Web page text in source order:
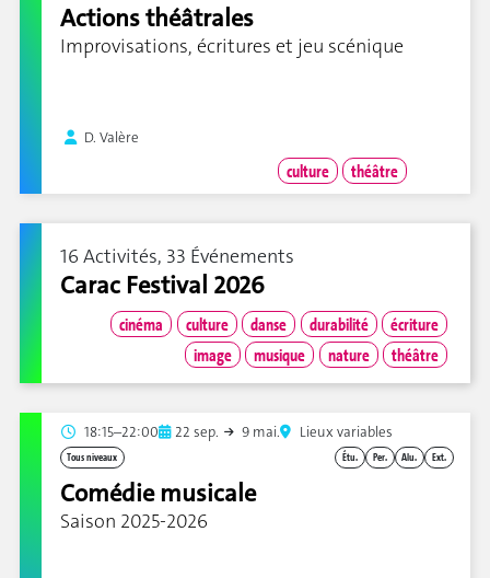
Actions théâtrales
Improvisations, écritures et jeu scénique
D. Valère
culture théâtre
16 Activités, 33 Événements
Carac Festival 2026
cinéma culture danse durabilité
écriture
image
musique nature théâtre
18:15–22:00 22 sep. 9 mai. Lieux variables
Étu. Per. Alu. Ext.
Tous niveaux
Comédie musicale
Saison 2025-2026